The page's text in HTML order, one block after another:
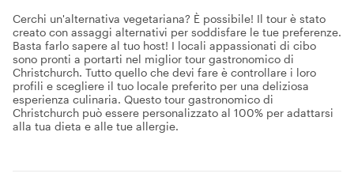
Cerchi un'alternativa vegetariana? È possibile! Il tour è stato
creato con assaggi alternativi per soddisfare le tue preferenze.
Basta farlo sapere al tuo host! I locali appassionati di cibo
sono pronti a portarti nel miglior tour gastronomico di
Christchurch. Tutto quello che devi fare è controllare i loro
profili e scegliere il tuo locale preferito per una deliziosa
esperienza culinaria. Questo tour gastronomico di
Christchurch può essere personalizzato al 100% per adattarsi
alla tua dieta e alle tue allergie.